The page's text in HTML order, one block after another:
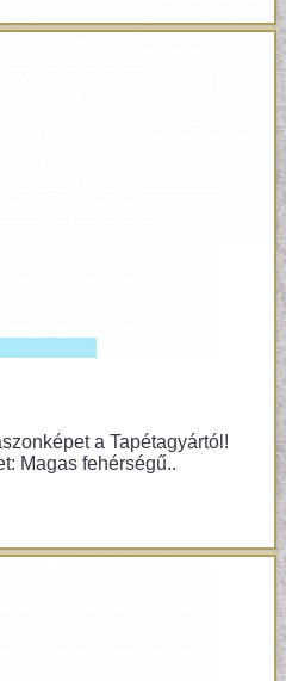
a Tapétagyártól!
Magas fehérségű..